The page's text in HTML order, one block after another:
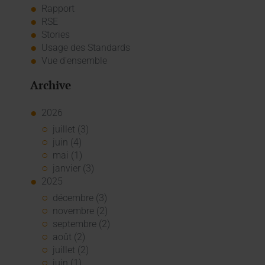
Rapport
RSE
Stories
Usage des Standards
Vue d'ensemble
Archive
2026
juillet (3)
juin (4)
mai (1)
janvier (3)
2025
décembre (3)
novembre (2)
septembre (2)
août (2)
juillet (2)